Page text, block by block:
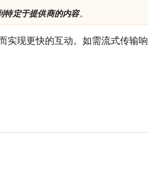
特定于提供商的内容。
实现更快的互动。如需流式传输响